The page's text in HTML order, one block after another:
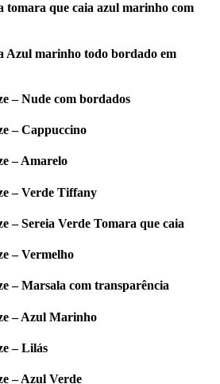
tomara que caia azul marinho com
Azul marinho todo bordado em
– Nude com bordados
– Cappuccino
– Amarelo
– Verde Tiffany
– Sereia Verde Tomara que caia
– Vermelho
– Marsala com transparência
– Azul Marinho
– Lilás
– Azul Verde